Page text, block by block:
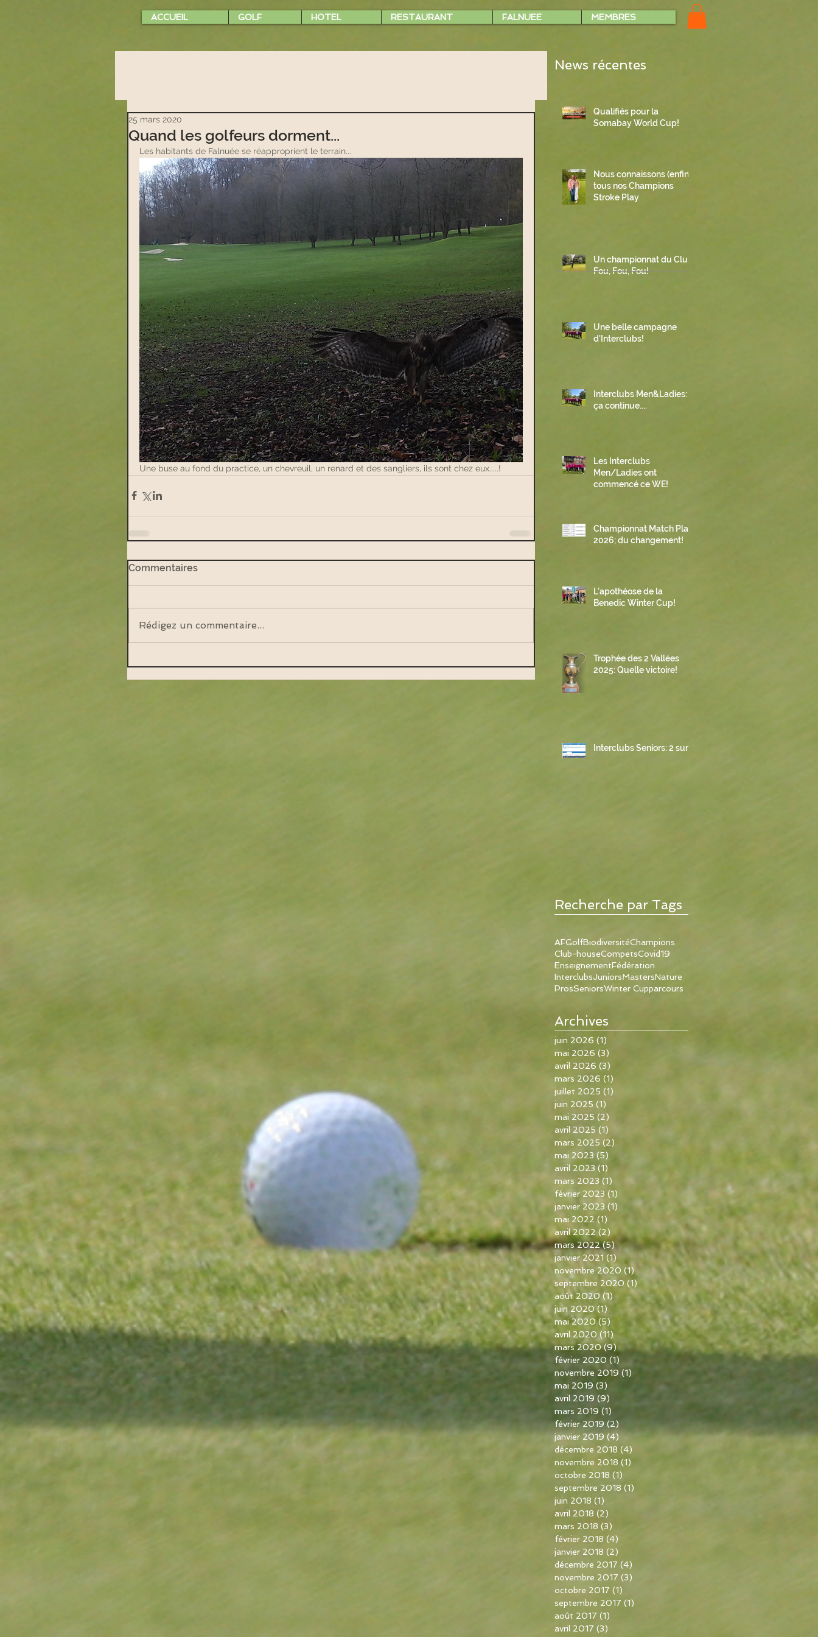
ACCUEIL GOLF HOTEL RESTAURANT FALNUEE MEMBRES
Quand les golfeurs dorment...
25 mars 2020
Les habitants de Falnuée se réapproprient le terrain...
Une buse au fond du practice, un chevreuil, un renard et des sangliers, ils sont chez eux.....!
Commentaires
Rédigez un commentaire...
News récentes
Qualifiés pour la
Somabay World Cup!
Nous connaissons (enfin)
tous nos Champions
Stroke Play
Un championnat du Club
Fou, Fou, Fou!
Une belle campagne
d'Interclubs!
Interclubs Men&Ladies:
ça continue....
Les Interclubs
Men/Ladies ont
commencé ce WE!
Championnat Match Play
2026; du changement!
L'apothéose de la
Benedic Winter Cup!
Trophée des 2 Vallées
2025: Quelle victoire!
Interclubs Seniors: 2 sur 3
Recherche par Tags
AFGolfBiodiversitéChampions
Club-houseCompetsCovid19
EnseignementFédération
InterclubsJuniorsMastersNature
ProsSeniorsWinter Cupparcours
Archives
juin 2026 (1)
mai 2026 (3)
avril 2026 (3)
mars 2026 (1)
juillet 2025 (1)
juin 2025 (1)
mai 2025 (2)
avril 2025 (1)
mars 2025 (2)
mai 2023 (5)
avril 2023 (1)
mars 2023 (1)
février 2023 (1)
janvier 2023 (1) 1 post
mai 2022 (1)
avril 2022 (2) 2 posts
mars 2022 (5) 5 posts
janvier 2021 (1)1 post
novembre 2020 (1)1 post
septembre 2020 (1)1 post
août 2020 (1) 1 post
juin 2020 (1) 1 post
mai 2020 (5) 5 posts
avril 2020 (11)11 posts
mars 2020 (9)9 posts
février 2020 (1) 1 post
novembre 2019 (1) 1 post
mai 2019 (3)
avril 2019 (9)
mars 2019 (1)
février 2019 (2)
janvier 2019 (4) 4 posts
décembre 2018 (4)
novembre 2018 (1)
octobre 2018 (1)
septembre 2018 (1)
juin 2018 (1)
avril 2018 (2)
mars 2018 (3)
février 2018 (4)
janvier 2018 (2)
décembre 2017 (4)
novembre 2017 (3)
octobre 2017 (1)
septembre 2017 (1)
août 2017 (1)
avril 2017 (3)